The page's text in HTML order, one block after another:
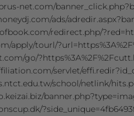
net.com/
ads/
redirect.php/
apply/tourl/
go/
servlet/
school/netlink/